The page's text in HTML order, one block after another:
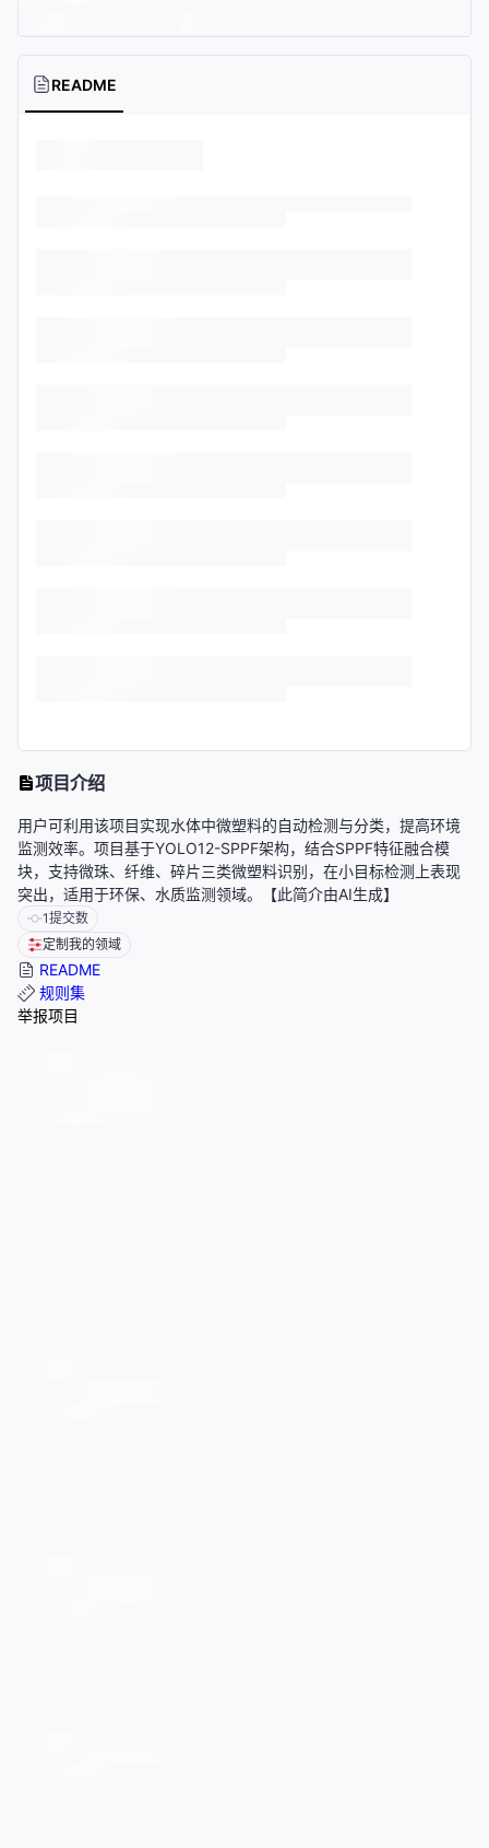
README
项目介绍
用户可利用该项目实现水体中微塑料的自动检测与分类，提高环境
监测效率。项目基于YOLO12-SPPF架构，结合SPPF特征融合模
块，支持微珠、纤维、碎片三类微塑料识别，在小目标检测上表现
突出，适用于环保、水质监测领域。【此简介由AI生成】
1提交数
定制我的领域
README
规则集
举报项目